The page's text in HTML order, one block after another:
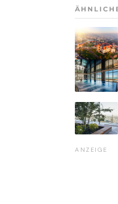
ANZEIGE